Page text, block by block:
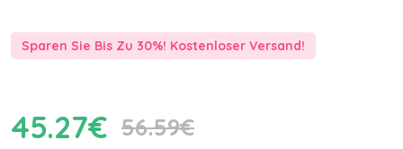
Sparen Sie Bis Zu 30%! Kostenloser Versand!
45.27€ 56.59€